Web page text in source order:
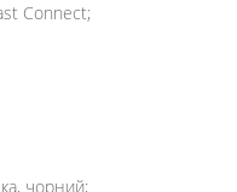
Connect;
чорний;